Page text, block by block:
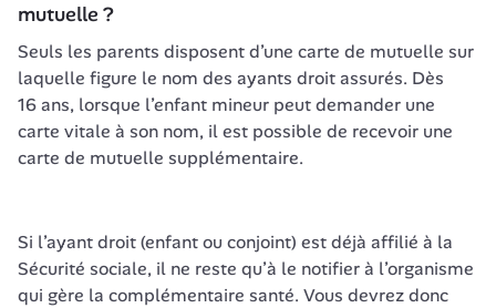
mutuelle ?
Seuls les parents disposent d’une carte de mutuelle sur
laquelle figure le nom des ayants droit assurés. Dès
16 ans, lorsque l’enfant mineur peut demander une
carte vitale à son nom, il est possible de recevoir une
carte de mutuelle supplémentaire.
Si l’ayant droit (enfant ou conjoint) est déjà affilié à la
Sécurité sociale, il ne reste qu’à le notifier à l’organisme
qui gère la complémentaire santé. Vous devrez donc